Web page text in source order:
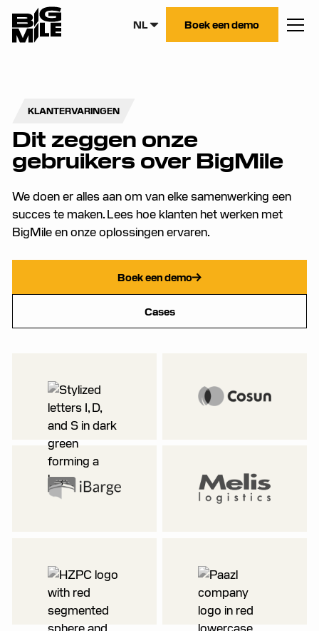
NL Boek een demo
KLANTERVARINGEN
Dit zeggen onze
gebruikers over BigMile
We doen er alles aan om van elke samenwerking een
succes te maken. Lees hoe klanten het werken met
BigMile en onze oplossingen ervaren.
Boek een demo
Cases